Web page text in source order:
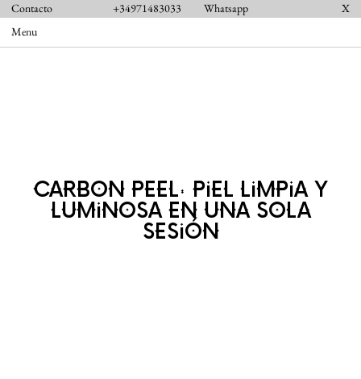
Contacto +34971483033 Whatsapp
X
Menu
CARBON PEEL: PIEL LIMPIA Y
LUMINOSA EN UNA SOLA
SESIÓN